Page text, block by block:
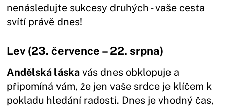
nenásledujte sukcesy druhých - vaše cesta
svítí právě dnes!
Lev (23. července – 22. srpna)
Andělská láska vás dnes obklopuje a
připomíná vám, že jen vaše srdce je klíčem k
pokladu hledání radosti. Dnes je vhodný čas,